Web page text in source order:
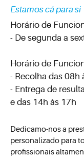
Estamos cá para si
Horário de
- De segunda a
Horário de
- Recolha das 08h
- Entrega de
e das 14h às 17h
Dedicamo-nos a
personalizado para
profissionais